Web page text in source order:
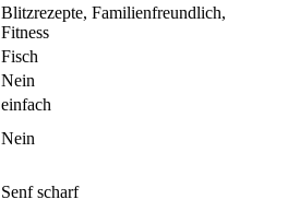
Blitzrezepte, Familienfreundlich,
Fitness
Fisch
Nein
einfach
Nein
Senf scharf